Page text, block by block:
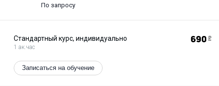
По запросу
Стандартный курс, индивидуально
1 ак.час
690 Р
Записаться на обучение